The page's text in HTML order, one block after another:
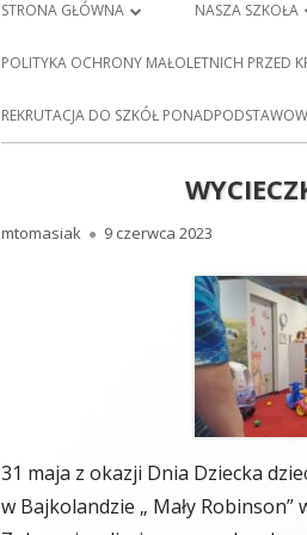
Menu
główne
STRONA GŁÓWNA
PLAN LEKCJI
DZIENNIK ELEKTRONICZNY E-
NASZA SZKOŁA
HISTORIA
BARCICACH
ODDZIAŁY
NASZEJ SZKOLE
SEKRETARIAT
PEDAGOG
POLITYKA OCHRONY MAŁOLETNICH PRZED
REKRUTACJA DO SZKÓŁ
Autor
mtomasiak Opublikowano
9 czerwca 2023
31 maja z okazji Dnia Dziecka
w Bajkolandzie „ Mały Robinson”